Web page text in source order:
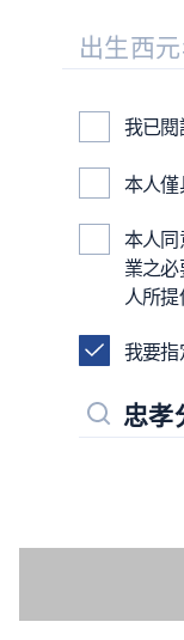
出生西
我已閱
本人僅
本人同
業之
人所
我要指
忠孝